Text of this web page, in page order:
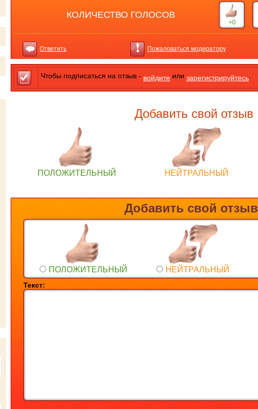
КОЛИЧЕСТВО ГОЛОСОВ
+0
Ответить Пожаловаться модератору
Чтобы подписаться на отзыв - войдите или зарегистрируйтесь
Добавить свой отзыв
ПОЛОЖИТЕЛЬНЫЙ НЕЙТРАЛЬНЫЙ
Добавить свой отзыв
ПОЛОЖИТЕЛЬНЫЙ НЕЙТРАЛЬНЫЙ
Текст: